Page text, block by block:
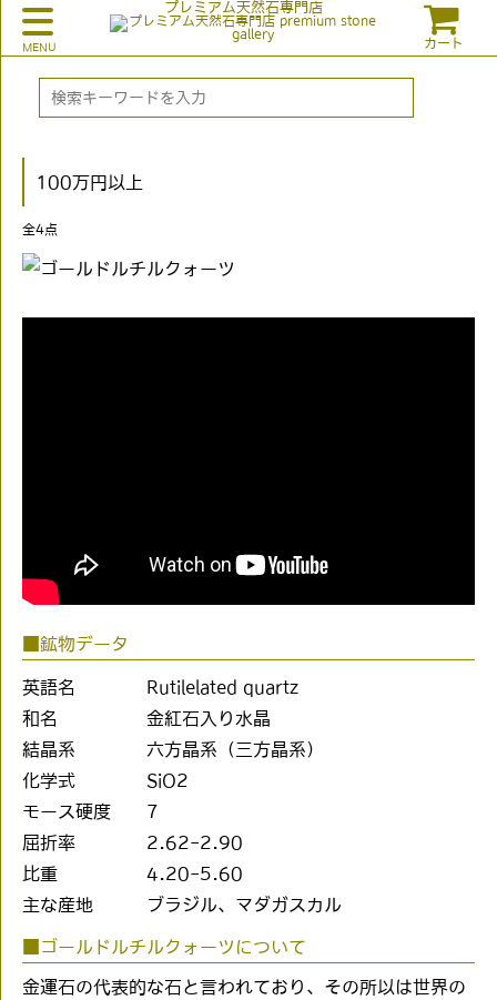
プレミアム天然石専門店
カート
100万円以上
全4点
■鉱物データ
英語名
Rutilelated quartz
和名
金紅石入り水晶
結晶系
六方晶系（三方晶系）
化学式
SiO2
モース硬度
7
屈折率
2.62-2.90
比重
4.20-5.60
主な産地
ブラジル、マダガスカル
■ゴールドルチルクォーツについて
金運石の代表的な石と言われており、その所以は世界の